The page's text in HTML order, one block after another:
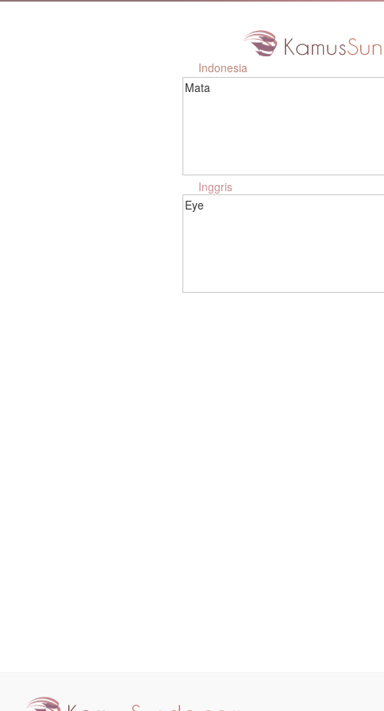
Indonesia
Mata
Inggris
Eye